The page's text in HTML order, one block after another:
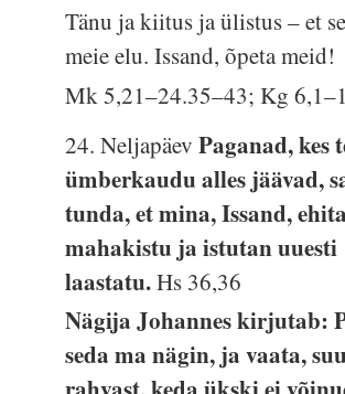
Tänu ja kiitus ja ülistus – et
meie elu. Issand, õpeta meid!
Mk 5,21–24.35–43; Kg
24. NeljapäevPaganad, kes
ümberkaudu alles jäävad,
tunda, et mina, Issand,
mahakistu ja istutan uuesti
laastatu.Hs 36,36
Nägija Johannes kirjutab:
seda ma nägin, ja vaata,